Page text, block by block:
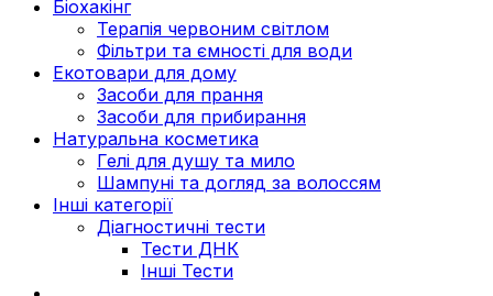
Біохакінг
Терапія червоним світлом
Фільтри та ємності для води
Екотовари для дому
Засоби для прання
Засоби для прибирання
Натуральна косметика
Гелі для душу та мило
Шампуні та догляд за волоссям
Інші категорії
Діагностичні тести
Тести ДНК
Інші Тести